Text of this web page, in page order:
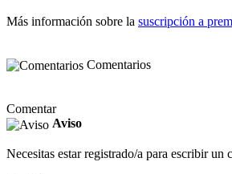
Más información sobre la suscripción a
Comentarios
Comentar
Aviso
Necesitas estar registrado/a para escribir un